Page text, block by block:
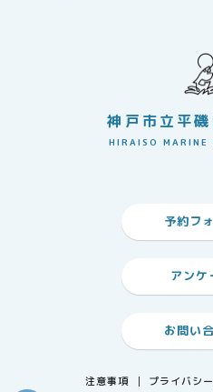
神戸市立平
HIRAISO MARINE
予約フ
アンケ
お問い
注意事項 プライバシ